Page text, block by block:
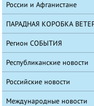
России и Афганистане
ПАРАДНАЯ КОРОБКА
Регион СОБЫТИЯ
Республиканские новости
Российские новости
Международные новости